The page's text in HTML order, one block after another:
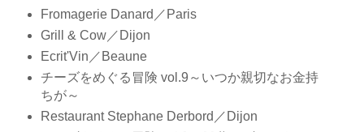
Fromagerie Danard／Paris
Grill & Cow／Dijon
Ecrit'Vin／Beaune
チーズをめぐる冒険 vol.9～いつか親切なお金持
ちが～
Restaurant Stephane Derbord／Dijon